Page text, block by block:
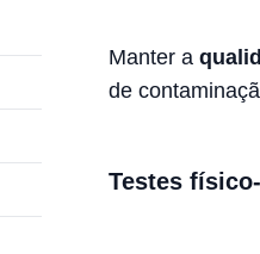
Manter a
de
Testes